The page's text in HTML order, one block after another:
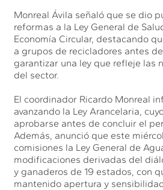
Monreal Ávila señaló que se dio
reformas a la Ley General de
Economía Circular, destacando
a grupos de recicladores antes
garantizar una ley que refleje las
del sector.
El coordinador Ricardo Monreal
avanzando la Ley Arancelaria,
aprobarse antes de concluir el
Además, anunció que este
comisiones la Ley General de
modificaciones derivadas del
y ganaderos de 19 estados, con
mantenido apertura y